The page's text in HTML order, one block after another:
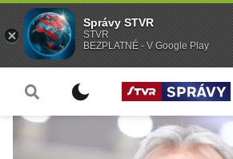
Správy STVR
STVR
BEZPLATNÉ - V Google Play